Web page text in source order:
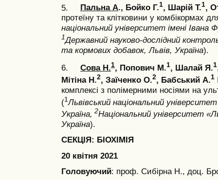
5. Пальна А., Бойко Г.1, Шарій Т.1,
протеїну та клітковини у комбікормах
національний університет імені Івана
1Державний науково-дослідний
та кормових добавок, Львів, Україна).
6. Сова Н.1, Попович М.1, Шалай Я.1
Мітіна Н.2, Заїченко О.2, Бабський А.1
комплексі з полімерними носіями на
(1Львівський національний
Україна, 2Національний університет
Україна).
СЕКЦІЯ: БІОХІМІЯ
20 квітня 2021
Головуючий: проф. Сибірна Н., доц.